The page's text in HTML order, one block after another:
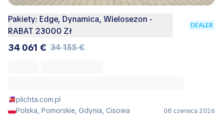
Pakiety: Edge, Dynamica, Wielosezon -
RABAT 23000 Zł
DEALER
34 061 € 34 155 €
plichta.com.pl
Polska, Pomorskie, Gdynia, Cisowa
08 czerwca 2026